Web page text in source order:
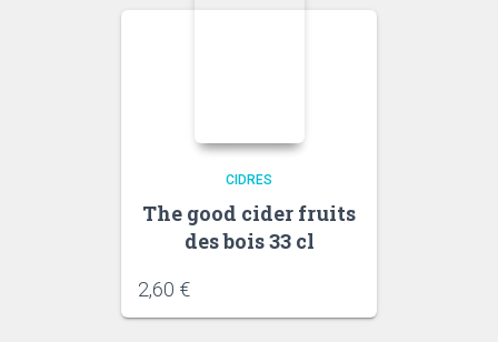
CIDRES
The good cider fruits
des bois 33 cl
2,60 €